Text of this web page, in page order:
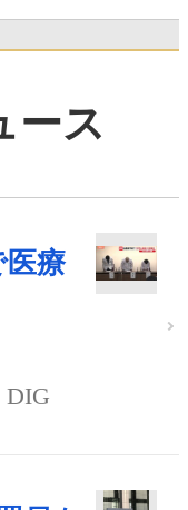
ース
医療
DIG